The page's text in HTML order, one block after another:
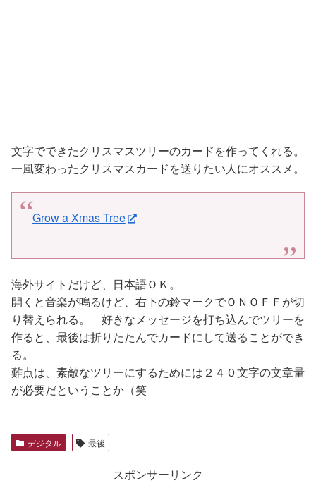
文字でできたクリスマスツリーのカードを作ってくれる。
一風変わったクリスマスカードを送りたい人にオススメ。
Grow a Xmas Tree
海外サイトだけど、日本語ＯＫ。
開くと音楽が鳴るけど、右下の鈴マークでＯＮＯＦＦが切
り替えられる。 好きなメッセージを打ち込んでツリーを
作ると、最後は折りたたんでカードにして送ることができ
る。
難点は、素敵なツリーにするためには２４０文字の文章量
が必要だということか（笑
デジタル 最後
スポンサーリンク